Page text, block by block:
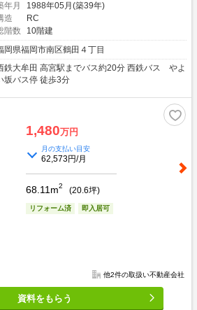
年月
1988年05月(築39年)
造
RC
階数
10階建
岡県福岡市南区鶴田４丁目
鉄大牟田 高宮駅までバス約20分 西鉄バス やよ
坂バス停 徒歩3分
1,480万円
月の支払い目安
62,573円/月
68.11m2 (20.6坪)
リフォーム済 即入居可
他2件の取扱い不動産会社
資料をもらう